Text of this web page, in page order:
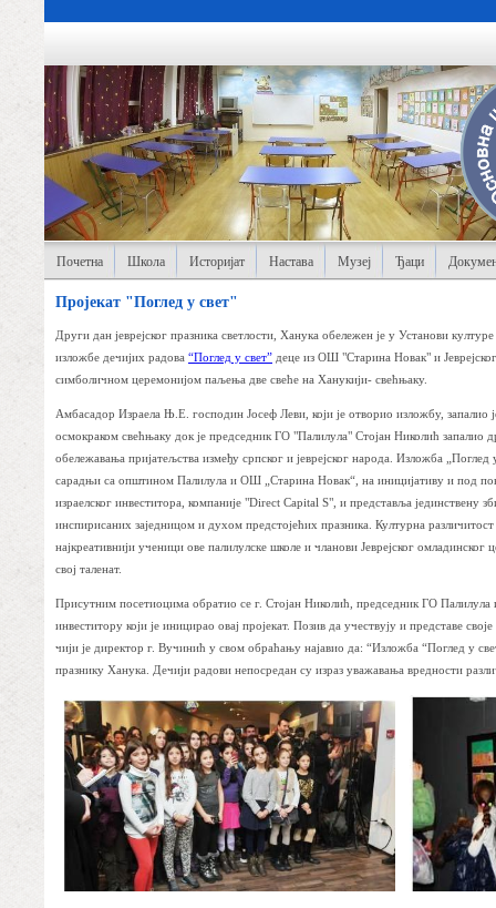
Почетна Школа Историјат Настава Музеј Ђаци
Пројекат "Поглед у свет"
Други дан јеврејског празника светлости, Ханука обележен је у Установи
изложбе дечијих радова “Поглед у свет” деце из ОШ "Старина Новак" и
симболичном церемонијом паљења две свеће на Ханукији- свећњаку.
Амбасадор Израела Њ.Е. господин Јосеф Леви, који је отворио изложбу, запалио
осмокраком свећњаку док је председник ГО "Палилула" Стојан Николић запалио
обележавања пријатељства између српског и јеврејског народа. Изложба „Поглед
сарадњи са општином Палилула и ОШ „Старина Новак“, на иницијативу и под
израелског инвеститора, компаније "Direct Capital S", и представља јединствену
инспирисаних заједницом и духом предстојећих празника. Културна различитост
најкреативнији ученици ове палилулске школе и чланови Јеврејског омладинског
свој таленат.
Присутним посетиоцима обратио се г. Стојан Николић, председник ГО Палилула
инвеститору који је иницирао овај пројекат. Позив да учествују и представе
чији је директор г. Вучинић у свом обраћању најавио да: “Изложба “Поглед у
празнику Ханука. Дечији радови непосредан су израз уважавања вредности